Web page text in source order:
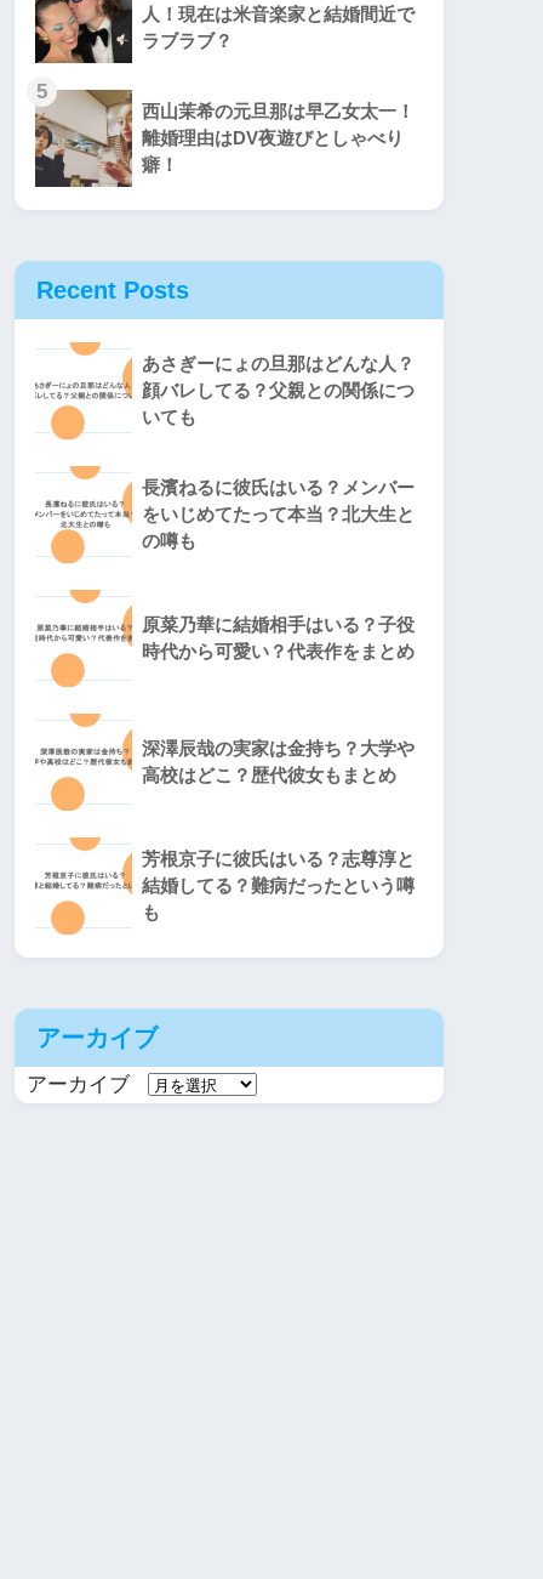
人！現在は米音楽家と結婚間近で
ラブラブ？
5
西山茉希の元旦那は早乙女太一！
離婚理由はDV夜遊びとしゃべり
癖！
Recent Posts
あさぎーにょの旦那はどんな人？
顔バレしてる？父親との関係につ
いても
長濱ねるに彼氏はいる？メンバー
をいじめてたって本当？北大生と
の噂も
原菜乃華に結婚相手はいる？子役
時代から可愛い？代表作をまとめ
深澤辰哉の実家は金持ち？大学や
高校はどこ？歴代彼女もまとめ
芳根京子に彼氏はいる？志尊淳と
結婚してる？難病だったという噂
も
アーカイブ
アーカイブ